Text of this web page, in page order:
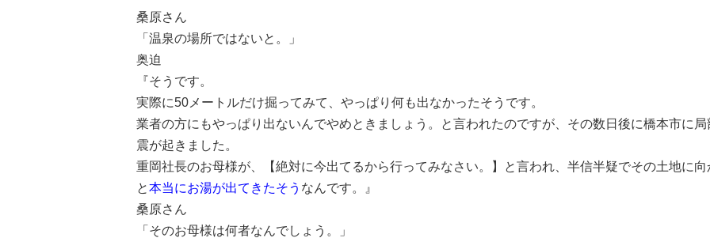
桑原さん
「温泉の場所ではないと。」
奥迫
『そうです。
実際に50メートルだけ掘ってみて、やっぱり何も出なかったそうです。
業者の方にもやっぱり出ないんでやめときましょう。と言われたのですが、その数日後に橋本市に局
震が起きました。
重岡社長のお母様が、【絶対に今出てるから行ってみなさい。】と言われ、半信半疑でその土地に向
と本当にお湯が出てきたそう なんです。
』
桑原さん
「そのお母様は何者なんでしょう。」